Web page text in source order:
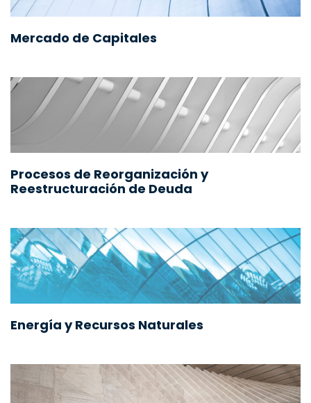
Mercado de Capitales
Procesos de Reorganización y
Reestructuración de Deuda
Energía y Recursos Naturales